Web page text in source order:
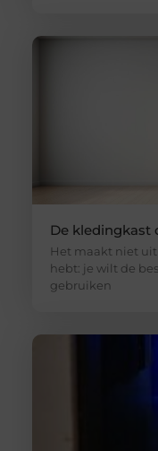
De kledingkast
Het maakt niet
hebt: je wilt de
gebruiken